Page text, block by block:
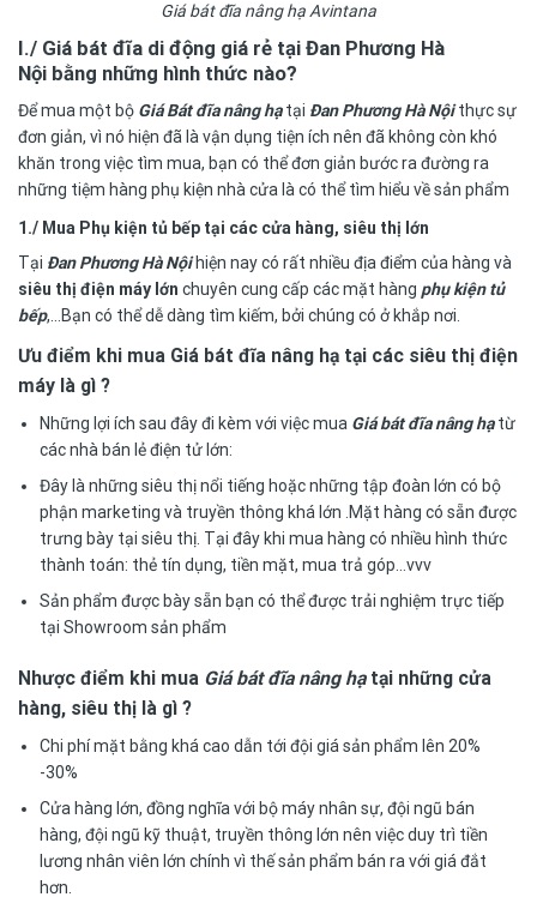
Giá bát đĩa nâng hạ Avintana
I./ Giá bát đĩa di động giá rẻ tại Đan Phương Hà
Nội bằng những hình thức nào?
Để mua một bộ Giá Bát đĩa nâng hạtại Đan Phương Hà Nộithực sự
đơn giản, vì nó hiện đã là vận dụng tiện ích nên đã không còn khó
khăn trong việc tìm mua, bạn có thể đơn giản bước ra đường ra
những tiệm hàng phụ kiện nhà cửa là có thể tìm hiểu về sản phẩm
1./ Mua Phụ kiện tủ bếp tại các cửa hàng, siêu thị lớn
Tại Đan Phương Hà Nội hiện nay có rất nhiều địa điểm của hàng và
siêu thị điện máy lớn chuyên cung cấp các mặt hàng phụ kiện tủ
bếp,…Bạn có thể dễ dàng tìm kiếm, bởi chúng có ở khắp nơi.
Ưu điểm khi mua Giá bát đĩa nâng hạ tại các siêu thị điện
máy là gì ?
Những lợi ích sau đây đi kèm với việc mua Giá bát đĩa nâng hạtừ
các nhà bán lẻ điện tử lớn:
Đây là những siêu thị nổi tiếng hoặc những tập đoàn lớn có bộ
phận marketing và truyền thông khá lớn .Mặt hàng có sẵn được
trưng bày tại siêu thị. Tại đây khi mua hàng có nhiều hình thức
thành toán: thẻ tín dụng, tiền mặt, mua trả góp…vvv
Sản phẩm được bày sẵn bạn có thể được trải nghiệm trực tiếp
tại Showroom sản phẩm
Nhược điểm khi mua Giá bát đĩa nâng hạtại những cửa
hàng, siêu thị là gì ?
Chi phí mặt bằng khá cao dẫn tới đội giá sản phẩm lên 20%
-30%
Cửa hàng lớn, đồng nghĩa với bộ máy nhân sự, đội ngũ bán
hàng, đội ngũ kỹ thuật, truyền thông lớn nên việc duy trì tiền
lương nhân viên lớn chính vì thế sản phẩm bán ra với giá đắt
hơn.